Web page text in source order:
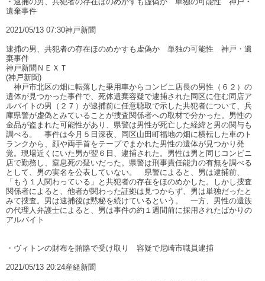
遺棄事件
2021/05/13 07:30神戸新聞
逮捕の男、共犯者の存在ほのめかすも虚偽か 単独の可能性 神戸・遺
棄事件
神戸新聞ＮＥＸＴ
(神戸新聞)
神戸市北区の畑に転落した乗用車からコンビニ店長の男性（６２）の
遺体が見つかった事件で、死体遺棄容疑で逮捕された同区に住む同店ア
ルバイトの男（２７）が逮捕前に任意聴取で示した共犯者について、兵
庫県警が虚偽とみていることが捜査関係者への取材で分かった。男性の
金品が盗まれた可能性があり、県警は男性が死亡した経緯と男の関与も
調べる。 事件は今月５日深夜、同区山田町福地の畑に横転した車のト
ランクから、顔や両手首をテープでまかれた男性の遺体が見つかり発
覚。現場近くにいた男が翌６日、逮捕された。男性は男と同じコンビニ
店で勤務し、窒息死の疑いだった。県警は刑事責任能力の有無を調べる
として、男の実名を公表していない。 県警によると、男は逮捕前、
「もう１人関わっている」と共犯者の存在をほのめかした。しかし捜査
関係者によると、他者が関わった証拠は見つからず、男は単独だったと
みて捜査。男は逮捕後は黙秘を続けているという。 一方、男性の遺族
の代理人弁護士によると、男は事件の約１週間前に採用されたばかりの
アルバイト
・ヴィトンの財布を賄賂で受け取り 容疑で尼崎市職員逮捕
2021/05/13 20:24産経新聞